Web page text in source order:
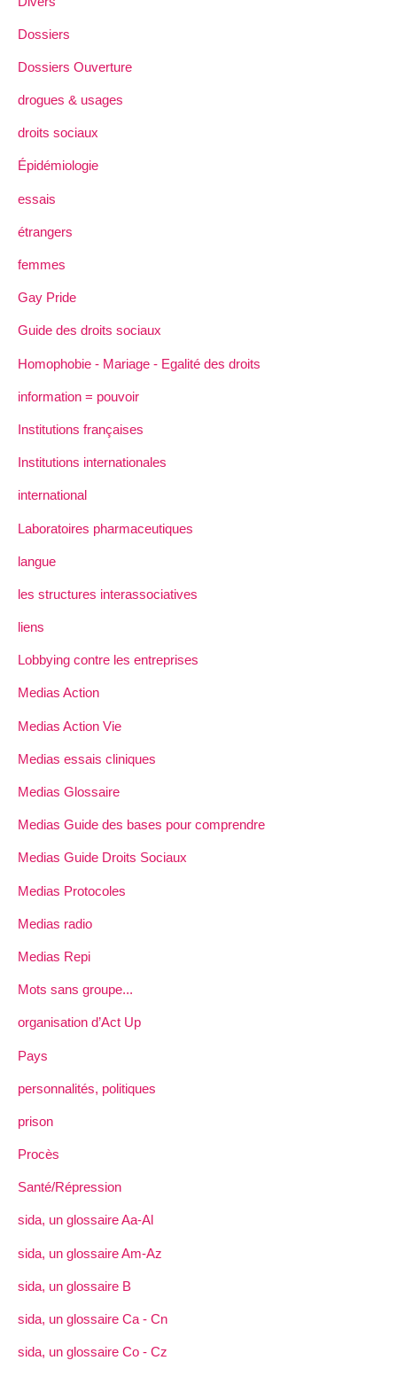
Dossiers
Dossiers Ouverture
drogues & usages
droits sociaux
Épidémiologie
essais
étrangers
femmes
Gay Pride
Guide des droits sociaux
Homophobie - Mariage - Egalité des droits
information = pouvoir
Institutions françaises
Institutions internationales
international
Laboratoires pharmaceutiques
langue
les structures interassociatives
liens
Lobbying contre les entreprises
Medias Action
Medias Action Vie
Medias essais cliniques
Medias Glossaire
Medias Guide des bases pour comprendre
Medias Guide Droits Sociaux
Medias Protocoles
Medias radio
Medias Repi
Mots sans groupe...
organisation d’Act Up
Pays
personnalités, politiques
prison
Procès
Santé/Répression
sida, un glossaire Aa-Al
sida, un glossaire Am-Az
sida, un glossaire B
sida, un glossaire Ca - Cn
sida, un glossaire Co - Cz